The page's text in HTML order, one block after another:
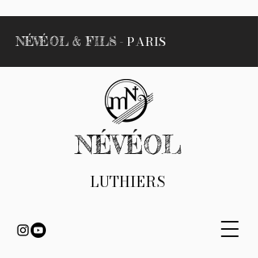
NÉVÉOL & FILS - PARIS
NÉVÉOL
LUTHIERS